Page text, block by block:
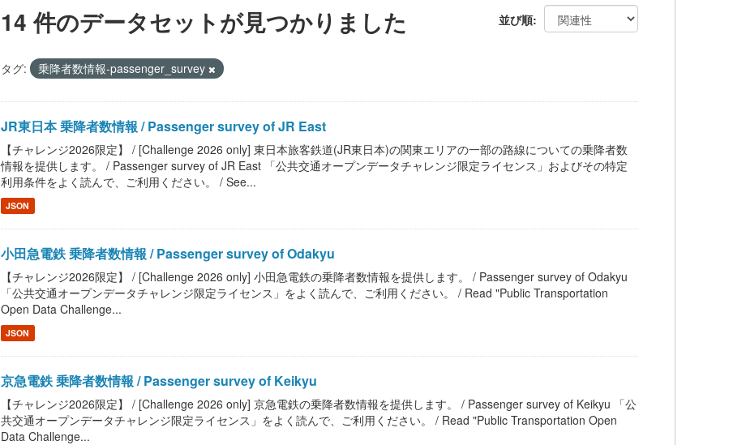
並び順
14 件のデータセットが見つかりました
タグ: 乗降者数情報-passenger_survey
JR東日本 乗降者数情報 / Passenger survey of JR East
【チャレンジ2026限定】 / [Challenge 2026 only] 東日本旅客鉄道(JR東日本)の関東エリアの一部の路線についての乗降者数
情報を提供します。 / Passenger survey of JR East 「公共交通オープンデータチャレンジ限定ライセンス」およびその特定
利用条件をよく読んで、ご利用ください。 / See...
JSON
小田急電鉄 乗降者数情報 / Passenger survey of Odakyu
【チャレンジ2026限定】 / [Challenge 2026 only] 小田急電鉄の乗降者数情報を提供します。 / Passenger survey of Odakyu
「公共交通オープンデータチャレンジ限定ライセンス」をよく読んで、ご利用ください。 / Read "Public Transportation
Open Data Challenge...
JSON
京急電鉄 乗降者数情報 / Passenger survey of Keikyu
【チャレンジ2026限定】 / [Challenge 2026 only] 京急電鉄の乗降者数情報を提供します。 / Passenger survey of Keikyu 「公
共交通オープンデータチャレンジ限定ライセンス」をよく読んで、ご利用ください。 / Read "Public Transportation Open
Data Challenge...